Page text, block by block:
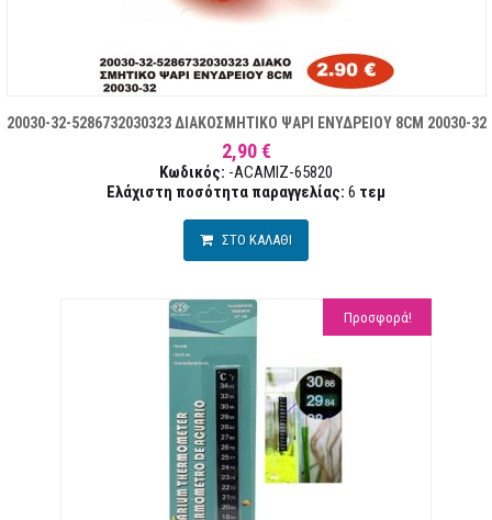
20030-32-5286732030323 ΔΙΑΚΟΣΜΗΤΙΚΟ ΨΑΡΙ ΕΝΥΔΡΕΙΟΥ 8CM 20030-32
2,90 €
Κωδικός: -ACAMIZ-65820
Ελάχιστη ποσότητα παραγγελίας: 6 τεμ
ΣΤΟ ΚΑΛΑΘΙ
Προσφορά!